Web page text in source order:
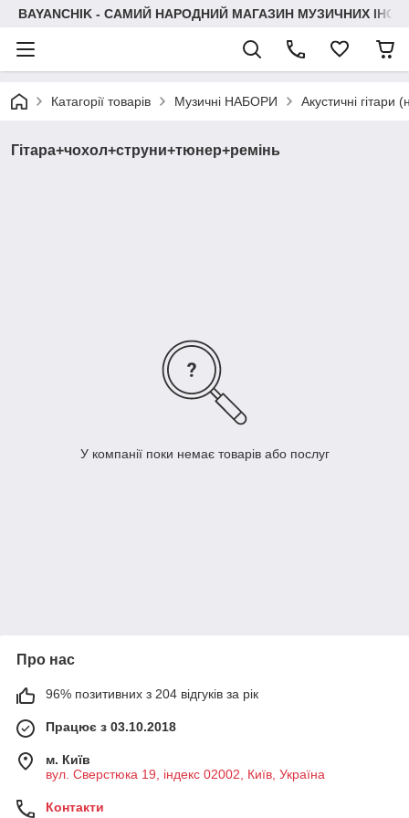
BAYANCHIK - САМИЙ НАРОДНИЙ МАГАЗИН МУЗИЧНИХ
Катагорії товарів Музичні НАБОРИ Акустичні гітари
Гітара+чохол+струни+тюнер+ремінь
У компанії поки немає товарів або послуг
Про нас
96% позитивних з 204 відгуків за рік
Працює з 03.10.2018
м. Київ
вул. Сверстюка 19, індекс 02002, Київ, Україна
Контакти